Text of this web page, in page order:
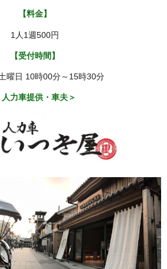
【料金】
1人1週500円
【受付時間】
曜日 10時00分～15時30分
人力車提供・車夫＞